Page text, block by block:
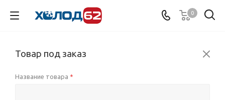
0
Товар под заказ
Название товара *